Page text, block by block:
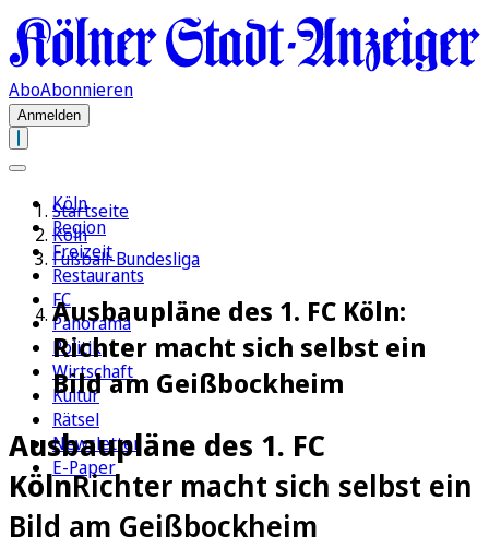
AboAbonnieren
Anmelden
Köln
Region
Freizeit
Restaurants
FC
Panorama
Politik
Wirtschaft
Kultur
Rätsel
Newsletter
E-Paper
Startseite
Köln
Fußball-Bundesliga
Ausbaupläne des 1. FC Köln:
Richter macht sich selbst ein
Bild am Geißbockheim
Ausbaupläne des 1. FC
KölnRichter macht sich selbst ein
Bild am Geißbockheim